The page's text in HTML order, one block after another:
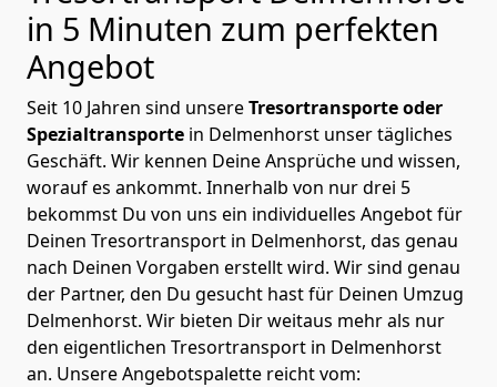
in 5 Minuten zum perfekten
Angebot
Seit 10 Jahren sind unsereTresortransporte oder
Spezialtransporte in Delmenhorst unser tägliches
Geschäft. Wir kennen Deine Ansprüche und wissen,
worauf es ankommt. Innerhalb von nur drei 5
bekommst Du von uns ein individuelles Angebot für
Deinen Tresortransport in Delmenhorst, das genau
nach Deinen Vorgaben erstellt wird. Wir sind genau
der Partner, den Du gesucht hast für Deinen Umzug
Delmenhorst. Wir bieten Dir weitaus mehr als nur
den eigentlichen Tresortransport in Delmenhorst
an. Unsere Angebotspalette reicht vom: